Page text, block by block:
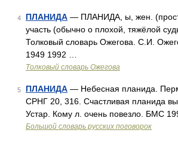
4 ПЛАНИДА — ПЛАНИДА, ы, жен.
участь (обычно о плохой, тяжёлой
Толковый словарь Ожегова. С.И.
1949 1992 …
Толковый словарь Ожегова
5 ПЛАНИДА — Небесная планида.
СРНГ 20, 316. Счастливая планида
Устар. Кому л. очень повезло. БМС
Большой словарь русских поговорок